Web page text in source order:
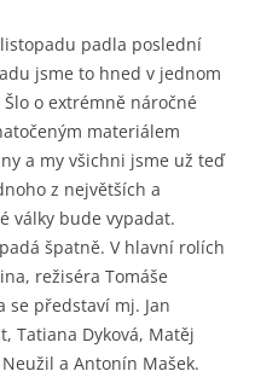
padla poslední
jsme to hned v jednom
o extrémně náročné
materiálem
a my všichni jsme už teď
z největších a
války bude vypadat.
špatně. V hlavní rolích
režiséra Tomáše
se představí mj. Jan
Tatiana Dyková, Matěj
a Antonín Mašek.